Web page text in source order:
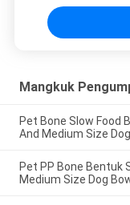
Mangkuk
Pet Bone Slow Food
And Medium Size
Pet PP Bone Bentuk
Medium Size Dog